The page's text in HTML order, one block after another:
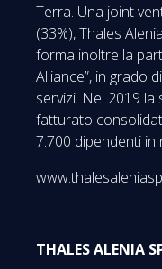
Terra. Una joint
(33%), Thales
forma inoltre la
Alliance”, in grado
servizi. Nel 2019
fatturato
7.700 dipendenti in
THALES ALENIA